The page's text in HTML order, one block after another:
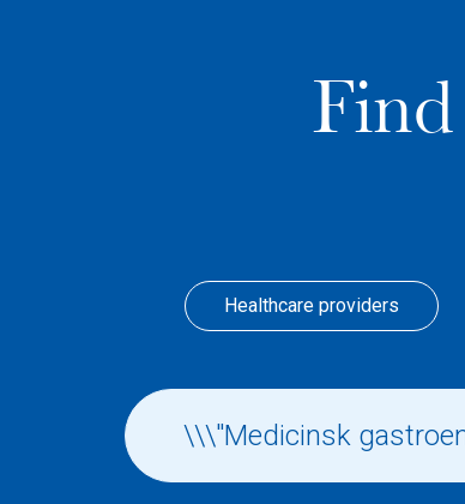
Find
Healthcare providers